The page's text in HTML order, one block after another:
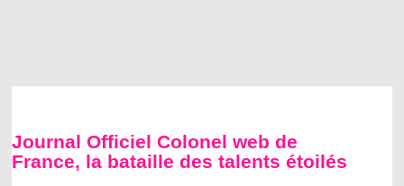
Journal Officiel Colonel web de
France, la bataille des talents étoilés